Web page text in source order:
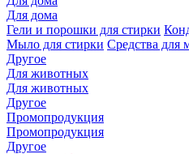
Для дома
Гели и порошки для стирки
Мыло для стирки Средства для
Другое
Для животных
Для животных
Другое
Промопродукция
Промопродукция
Другое